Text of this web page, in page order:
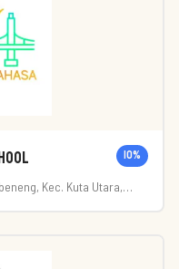
10%
Kec. Kuta Utara,